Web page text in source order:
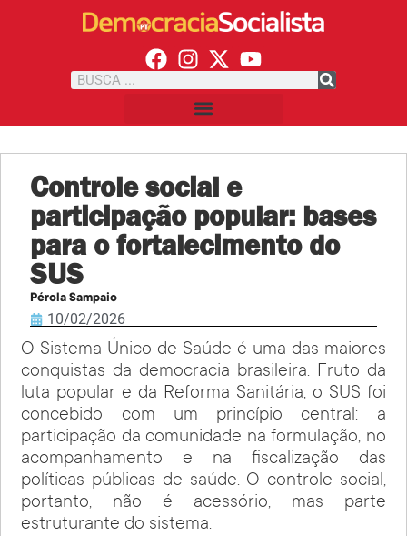
Controle social e
participação popular: bases
para o fortalecimento do
SUS
Pérola Sampaio
10/02/2026
O Sistema Único de Saúde é uma das maiores
conquistas da democracia brasileira. Fruto da
luta popular e da Reforma Sanitária, o SUS foi
concebido com um princípio central: a
participação da comunidade na formulação, no
acompanhamento e na fiscalização das
políticas públicas de saúde. O controle social,
portanto, não é acessório, mas parte
estruturante do sistema.